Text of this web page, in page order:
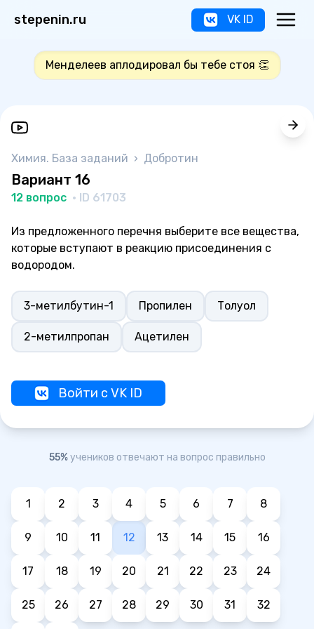
stepenin.ru VK ID
Менделеев аплодировал бы тебе стоя 👏
Химия. База заданий › Добротин
Вариант 16
12 вопрос · ID 61703
Из предложенного перечня выберите все вещества,
которые вступают в реакцию присоединения с
водородом.
3-метилбутин-1 Пропилен Толуол
2-метилпропан Ацетилен
Войти с VK ID
55%учеников отвечают на вопрос правильно
1 2 3 4 5 6 7 8
9 10 11 12 13 14 15 16
17 18 19 20 21 22 23 24
25 26 27 28 29 30 31 32